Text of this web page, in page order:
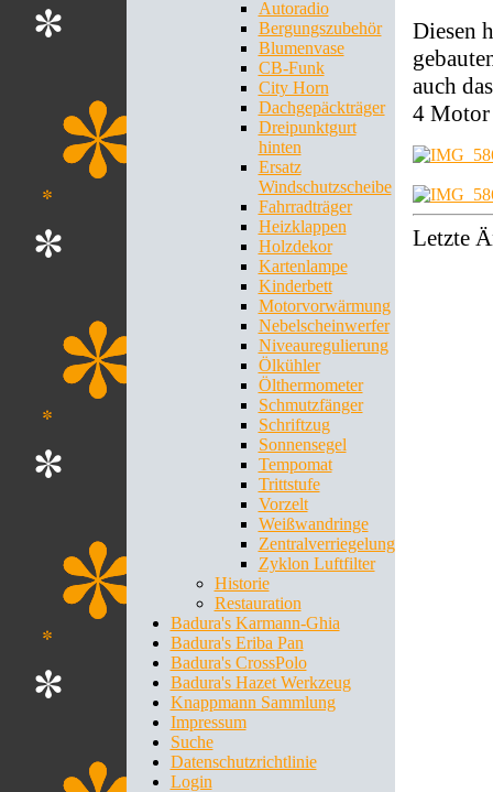
Autoradio
Bergungszubehör
Blumenvase
CB-Funk
City Horn
Dachgepäckträger
Dreipunktgurt
hinten
Ersatz
Windschutzscheibe
Fahrradträger
Heizklappen
Holzdekor
Kartenlampe
Kinderbett
Motorvorwärmung
Nebelscheinwerfer
Niveauregulierung
Ölkühler
Ölthermometer
Schmutzfänger
Schriftzug
Sonnensegel
Tempomat
Trittstufe
Vorzelt
Weißwandringe
Zentralverriegelung
Zyklon Luftfilter
Historie
Restauration
Badura's Karmann-Ghia
Badura's Eriba Pan
Badura's CrossPolo
Badura's Hazet Werkzeug
Knappmann Sammlung
Impressum
Suche
Datenschutzrichtlinie
Login
Diesen
auch
4 Motor
Letzte